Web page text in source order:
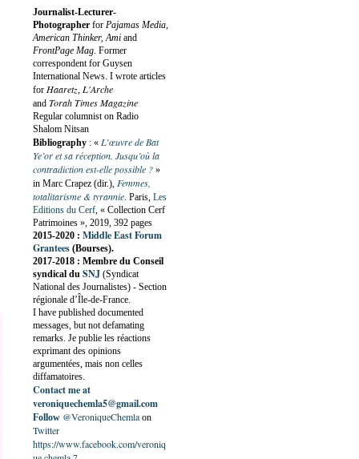
Journalist-Lecturer-
Photographer for Pajamas Media,
American Thinker, Ami and
FrontPage Mag. Former
correspondent for Guysen
International News. I wrote articles
for Haaretz, L'Arche
and Torah Times Magazine
Regular columnist on Radio
Shalom Nitsan
Bibliography : « L’œuvre de Bat
Ye’or et sa réception. Jusqu’où la
contradiction est-elle possible ? »
in Marc Crapez (dir.), Femmes,
totalitarisme & tyrannie. Paris, Les
Editions du Cerf, « Collection Cerf
Patrimoines », 2019, 392 pages
2015-2020 : Middle East Forum
Grantees (Bourses).
2017-2018 : Membre du Conseil
syndical du SNJ (Syndicat
National des Journalistes) - Section
régionale d’Île-de-France.
I have published documented
messages, but not defamating
remarks. Je publie les réactions
exprimant des opinions
argumentées, mais non celles
diffamatoires.
Contact me at
veroniquechemla5@gmail.com
Follow @VeroniqueChemlaon
Twitter
https://www.facebook.com/veroniq